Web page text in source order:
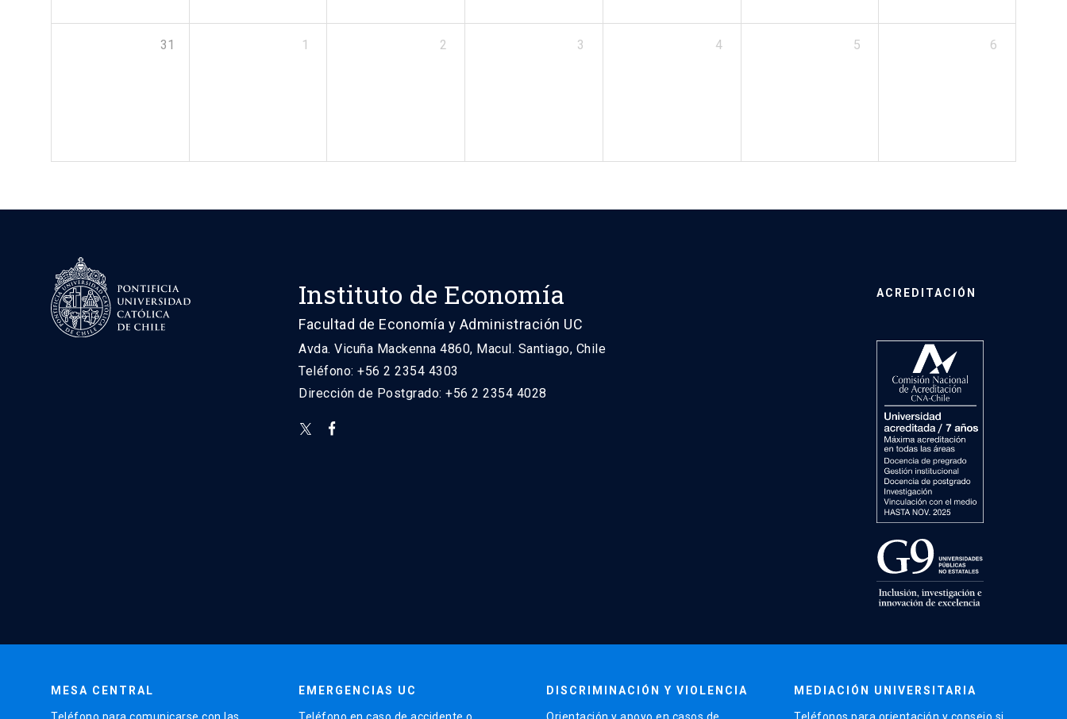
31 1 2 3 4 5 6
Instituto de Economía
Facultad de Economía y Administración UC
Avda. Vicuña Mackenna 4860, Macul. Santiago, Chile
Teléfono: +56 2 2354 4303
Dirección de Postgrado: +56 2 2354 4028
ACREDITACIÓN
MESA CENTRAL
Teléfono para comunicarse con las
EMERGENCIAS UC
Teléfono en caso de accidente o
DISCRIMINACIÓN Y VIOLENCIA
Orientación y apoyo en casos de
MEDIACIÓN UNIVERSITARIA
Teléfonos para orientación y consejo si